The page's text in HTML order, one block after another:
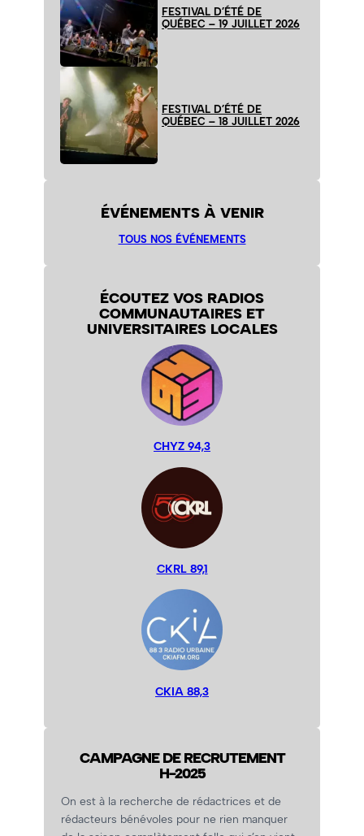
FESTIVAL D’ÉTÉ DE
QUÉBEC – 19 JUILLET 2026
FESTIVAL D’ÉTÉ DE
QUÉBEC – 18 JUILLET 2026
ÉVÉNEMENTS À VENIR
TOUS NOS ÉVÉNEMENTS
ÉCOUTEZ VOS RADIOS
COMMUNAUTAIRES ET
UNIVERSITAIRES LOCALES
CHYZ 94,3
CKRL 89,1
CKIA 88,3
CAMPAGNE DE RECRUTEMENT
H-2025
On est à la recherche de rédactrices et de
rédacteurs bénévoles pour ne rien manquer